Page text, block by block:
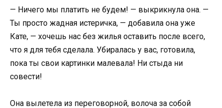
— Ничего мы платить не будем! — выкрикнула она. —
Ты просто жадная истеричка, — добавила она уже
Кате, — хочешь нас без жилья оставить после всего,
что я для тебя сделала. Убиралась у вас, готовила,
пока ты свои картинки малевала! Ни стыда ни
совести!
Она вылетела из переговорной, волоча за собой